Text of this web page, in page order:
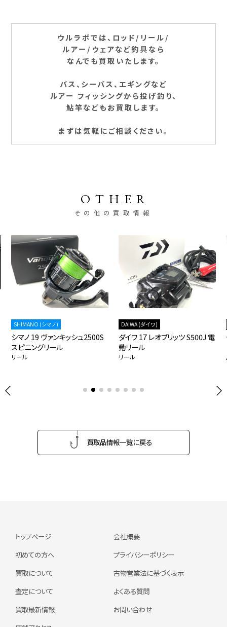
ウルラボでは、ロッド/リール/
ルアー/ウェアなど釣具なら
なんでも買取いたします。
バス、シーバス、エギングなど
ルアー フィッシングから投げ釣り、
鮎竿などもお買取します。
まずは気軽にご相談ください。
OTHER
その他の買取情報
SHIMANO (シマノ)
シマノ 19 ヴァンキッシュ2500S
スピニングリール
リール
DAIWA (ダイワ)
ダイワ 17 レオブリッツ S500J 電
動リール
リール
買取品情報一覧に戻る
トップページ
初めての方へ
買取について
査定について
買取最新情報
会社概要
プライバシーポリシー
古物営業法に基づく表示
よくある質問
お問い合わせ